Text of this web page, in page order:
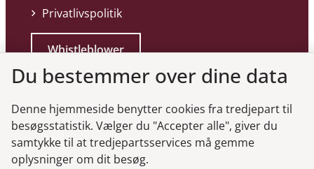
Privatlivspolitik
Whistleblower
Genveje
Du bestemmer over dine data
Denne hjemmeside benytter cookies fra tredjepart til
besøgsstatistik. Vælger du "Accepter alle", giver du
samtykke til at tredjepartsservices må gemme
oplysninger om dit besøg.